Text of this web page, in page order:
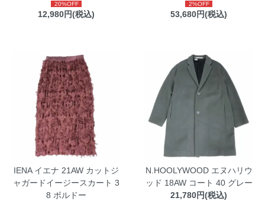
20%OFF
12,980円(税込)
2%OFF
53,680円(税込)
IENA イエナ 21AW カットジ
ャガードイージースカート 3
8 ボルドー
N.HOOLYWOOD エヌハリウ
ッド 18AW コート 40 グレー
21,780円(税込)